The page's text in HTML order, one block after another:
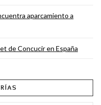
aparcamiento a
de Concucir en España